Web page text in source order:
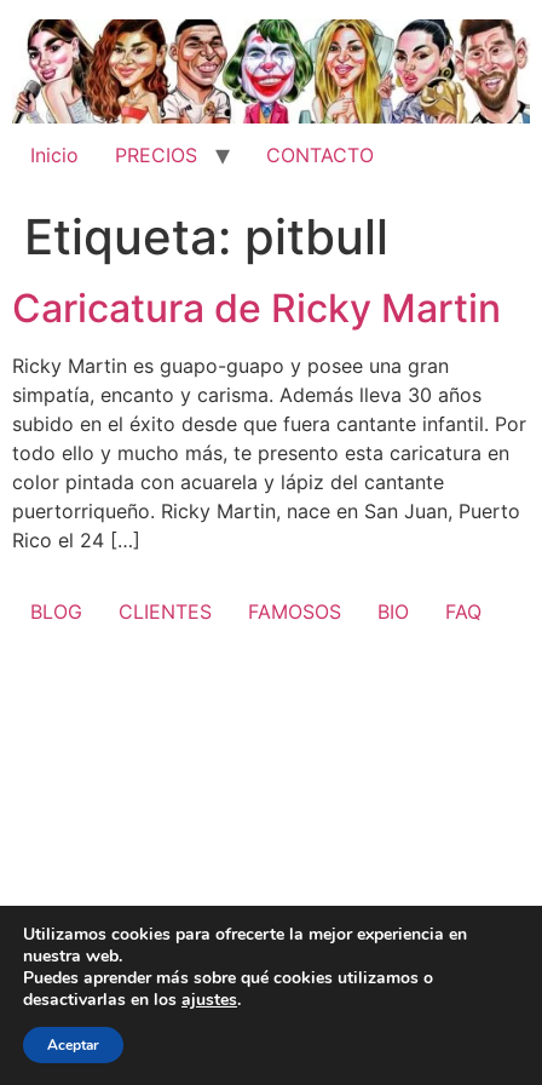
contenido
Inicio PRECIOS CONTACTO
Etiqueta: pitbull
Caricatura de Ricky Martin
Ricky Martin es guapo-guapo y posee una gran
simpatía, encanto y carisma. Además lleva 30 años
subido en el éxito desde que fuera cantante infantil. Por
todo ello y mucho más, te presento esta caricatura en
color pintada con acuarela y lápiz del cantante
puertorriqueño. Ricky Martin, nace en San Juan, Puerto
Rico el 24 […]
BLOG CLIENTES FAMOSOS BIO FAQ
Utilizamos cookies para ofrecerte la mejor experiencia en
nuestra web.
Puedes aprender más sobre qué cookies utilizamos o
desactivarlas en los ajustes.
Aceptar